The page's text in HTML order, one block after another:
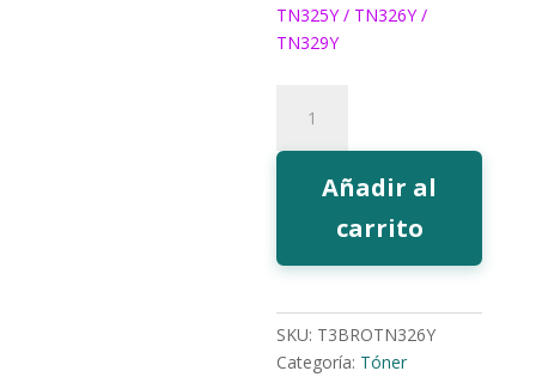
TN325Y / TN326Y /
TN329Y
EcoInk
TN326
amarilloAñadir al
carrito
SKU: T3BROTN326Y
Categoría: Tóner